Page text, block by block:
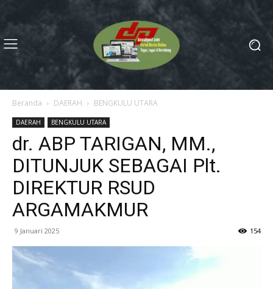
Beranda DAERAH BENGKULU UTARA
DAERAH BENGKULU UTARA
dr. ABP TARIGAN, MM.,
DITUNJUK SEBAGAI Plt.
DIREKTUR RSUD
ARGAMAKMUR
9 Januari 2025 154